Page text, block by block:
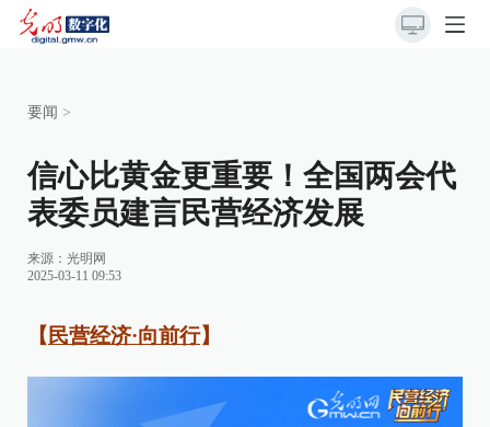
要闻 >
信心比黄金更重要！全国两会代
表委员建言民营经济发展
来源： 光明网
2025-03-11 09:53
【 民营经济·向前行】